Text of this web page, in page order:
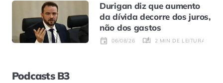
Durigan diz que aumento
da dívida decorre dos juros,
não dos gastos
06/08/26 2 MIN DE LEITURA
Podcasts B3